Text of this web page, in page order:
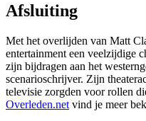
Afsluiting
Met het overlijden van Matt
entertainment een veelzijdige
zijn bijdragen aan het
scenarioschrijver. Zijn
televisie zorgden voor rollen
Overleden.net vind je meer